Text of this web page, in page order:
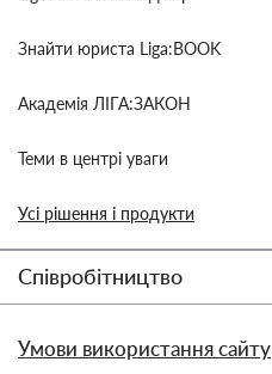
Знайти юриста Liga:BOOK
Академія ЛІГА:ЗАКОН
Теми в центрі уваги
Усі рішення і продукти
Співробітництво
Умови використання сайту